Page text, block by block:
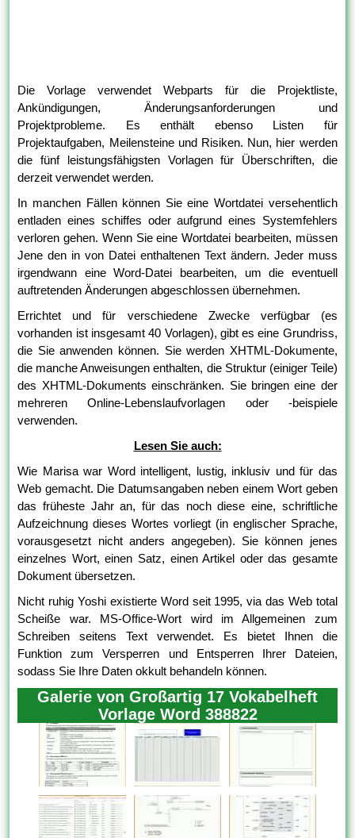
Die Vorlage verwendet Webparts für die Projektliste,
Ankündigungen, Änderungsanforderungen und
Projektprobleme. Es enthält ebenso Listen für
Projektaufgaben, Meilensteine und Risiken. Nun, hier werden
die fünf leistungsfähigsten Vorlagen für Überschriften, die
derzeit verwendet werden.
In manchen Fällen können Sie eine Wortdatei versehentlich
entladen eines schiffes oder aufgrund eines Systemfehlers
verloren gehen. Wenn Sie eine Wortdatei bearbeiten, müssen
Jene den in von Datei enthaltenen Text ändern. Jeder muss
irgendwann eine Word-Datei bearbeiten, um die eventuell
auftretenden Änderungen abgeschlossen übernehmen.
Errichtet und für verschiedene Zwecke verfügbar (es
vorhanden ist insgesamt 40 Vorlagen), gibt es eine Grundriss,
die Sie anwenden können. Sie werden XHTML-Dokumente,
die manche Anweisungen enthalten, die Struktur (einiger Teile)
des XHTML-Dokuments einschränken. Sie bringen eine der
mehreren Online-Lebenslaufvorlagen oder -beispiele
verwenden.
Lesen Sie auch:
Wie Marisa war Word intelligent, lustig, inklusiv und für das
Web gemacht. Die Datumsangaben neben einem Wort geben
das früheste Jahr an, für das noch diese eine, schriftliche
Aufzeichnung dieses Wortes vorliegt (in englischer Sprache,
vorausgesetzt nicht anders angegeben). Sie können jenes
einzelnes Wort, einen Satz, einen Artikel oder das gesamte
Dokument übersetzen.
Nicht ruhig Yoshi existierte Word seit 1995, via das Web total
Scheiße war. MS-Office-Wort wird im Allgemeinen zum
Schreiben seitens Text verwendet. Es bietet Ihnen die
Funktion zum Versperren und Entsperren Ihrer Dateien,
sodass Sie Ihre Daten okkult behandeln können.
Galerie von Großartig 17 Vokabelheft
Vorlage Word 388822